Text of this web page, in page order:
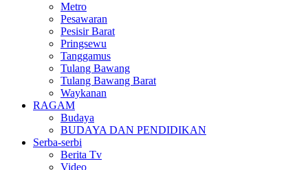
Metro
Pesawaran
Pesisir Barat
Pringsewu
Tanggamus
Tulang Bawang
Tulang Bawang Barat
Waykanan
RAGAM
Budaya
BUDAYA DAN PENDIDIKAN
Serba-serbi
Berita Tv
Video